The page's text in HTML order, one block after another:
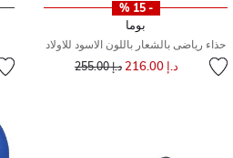
- 15 %
بوما
حذاء رياضى بالشعار باللون الاسود للاولاد
د.إ 216.00 سعر مخفض مند.إ 255.00